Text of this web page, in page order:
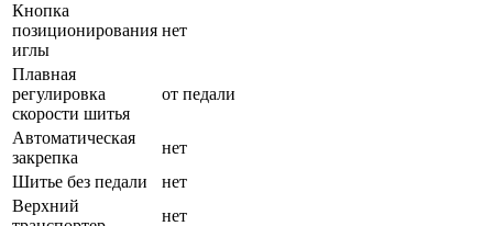
Кнопка
позиционирования
иглы
нет
Плавная
регулировка
скорости шитья
от педали
Автоматическая
закрепка
нет
Шитье без педали
нет
Верхний
нет